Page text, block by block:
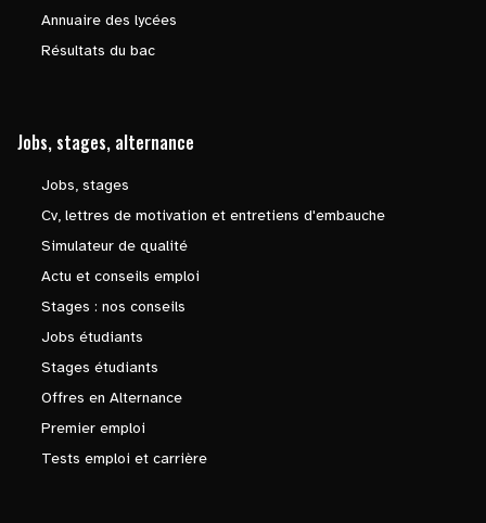
Annuaire des lycées
Résultats du bac
Jobs, stages, alternance
Jobs, stages
Cv, lettres de motivation et entretiens d'embauche
Simulateur de qualité
Actu et conseils emploi
Stages : nos conseils
Jobs étudiants
Stages étudiants
Offres en Alternance
Premier emploi
Tests emploi et carrière